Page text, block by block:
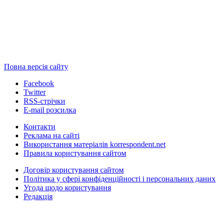
Повна версія сайту
Facebook
Twitter
RSS-стрічки
E-mail розсилка
Контакти
Реклама на сайті
Використання матеріалів korrespondent.net
Правила користування сайтом
Договір користування сайтом
Політика у сфері конфіденційності і персональних даних
Угода щодо користування
Редакція